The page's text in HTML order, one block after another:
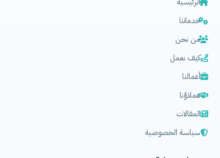
خدماتنا
من نحن
كيف نعمل
أعمالنا
عملاؤنا
المقالات
سياسة الخصوصية